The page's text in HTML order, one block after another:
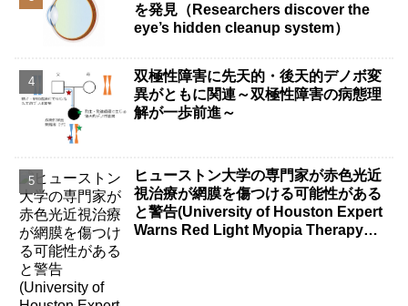
を発見（Researchers discover the
eye’s hidden cleanup system）
双極性障害に先天的・後天的デノボ変
異がともに関連～双極性障害の病態理
解が一歩前進～
ヒューストン大学の専門家が赤色光近
視治療が網膜を傷つける可能性がある
と警告(University of Houston Expert
Warns Red Light Myopia Therapy